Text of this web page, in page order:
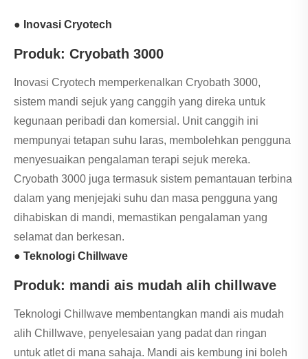
● Inovasi Cryotech
Produk: Cryobath 3000
Inovasi Cryotech memperkenalkan Cryobath 3000,
sistem mandi sejuk yang canggih yang direka untuk
kegunaan peribadi dan komersial. Unit canggih ini
mempunyai tetapan suhu laras, membolehkan pengguna
menyesuaikan pengalaman terapi sejuk mereka.
Cryobath 3000 juga termasuk sistem pemantauan terbina
dalam yang menjejaki suhu dan masa pengguna yang
dihabiskan di mandi, memastikan pengalaman yang
selamat dan berkesan.
● Teknologi Chillwave
Produk: mandi ais mudah alih chillwave
Teknologi Chillwave membentangkan mandi ais mudah
alih Chillwave, penyelesaian yang padat dan ringan
untuk atlet di mana sahaja. Mandi ais kembung ini boleh